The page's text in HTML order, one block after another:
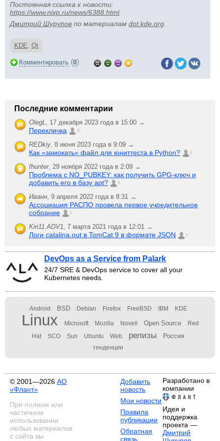
Постоянная ссылка к новости:
https://www.nixp.ru/news/6388.html.
Дмитрий Шурупов по материалам dot.kde.org
KDE, Qt
Комментировать (0)
Последние комментарии
OlegL, 17 декабря 2023 года в 15:00 →
Перекличка 21
REDkiy, 8 июня 2023 года в 9:09 →
Как «замокать» файл для юниттеста в Python? 2
fhunter, 29 ноября 2022 года в 2:09 →
Проблема с NO_PUBKEY: как получить GPG-ключ и
добавить его в базу apt?
6
Иванн, 9 апреля 2022 года в 8:31 →
Ассоциация РАСПО провела первое учредительное
собрание
1
Kiri11.ADV1, 7 марта 2021 года в 12:01 →
Логи catalina.out в TomCat 9 в формате JSON 1
DevOps as a Service from Palark
24/7 SRE & DevOps service to cover all your
Kubernetes needs.
Android BSD Debian Firefox FreeBSD IBM KDE
Linux Microsoft Mozilla Novell Open Source Red
Hat SCO Sun Ubuntu Web релизы Россия
тенденции
© 2001—2026 АО
«Флант»
При полном или
частичном
использовании
любых материалов
с сайта вы
Добавить
новость
Мои новости
Правила
публикации
Обратная
связь
Разработано в
компании
Идея и
поддержка
проекта —
Дмитрий